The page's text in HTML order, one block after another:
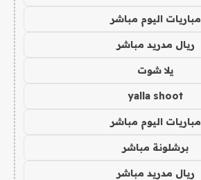
مباريات اليوم مباشر
ريال مدريد مباشر
يلا شوت
yalla shoot
مباريات اليوم مباشر
برشلونة مباشر
ريال مدريد مباشر